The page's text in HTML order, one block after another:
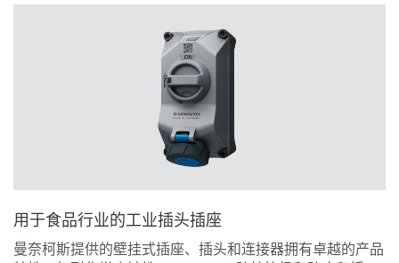
用于食品行业的工业插头插座
曼奈柯斯提供的壁挂式插座、插头和连接器拥有卓越的产品